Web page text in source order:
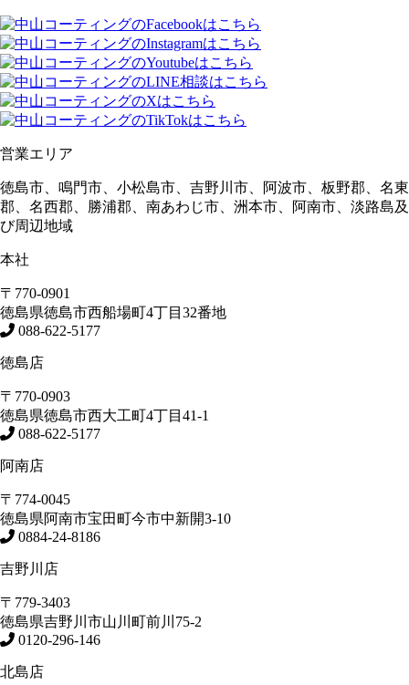
営業エリア
徳島市、鳴門市、小松島市、吉野川市、阿波市、板野郡、名東
郡、名西郡、勝浦郡、南あわじ市、洲本市、阿南市、淡路島及
び周辺地域
本社
〒770-0901
徳島県徳島市西船場町4丁目32番地
088-622-5177
徳島店
〒770-0903
徳島県徳島市西大工町4丁目41-1
088-622-5177
阿南店
〒774-0045
徳島県阿南市宝田町今市中新開3-10
0884-24-8186
吉野川店
〒779-3403
徳島県吉野川市山川町前川75-2
0120-296-146
北島店